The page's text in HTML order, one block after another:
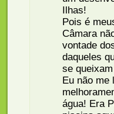
Ilhas!
Pois é
Câmara
vontade
daqueles
se
Eu não me
água! Era